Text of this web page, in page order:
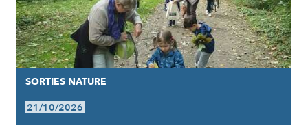
SORTIES NATURE
21/10/2026